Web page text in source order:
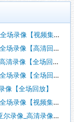
录像【视频集锦】
录像【高清回放】
录像【全场回放】
录像【全场回放】
【全场回放】
录像【视频集锦】
清录像【全场回放】